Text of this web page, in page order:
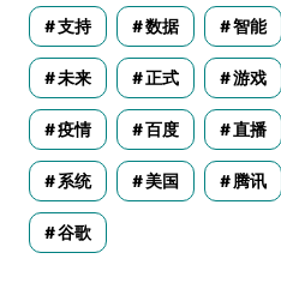
支持 数据 智能
未来 正式 游戏
疫情 百度 直播
系统 美国 腾讯
谷歌